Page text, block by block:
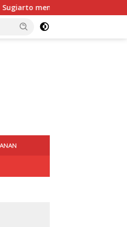
Untuk si buah hati yang